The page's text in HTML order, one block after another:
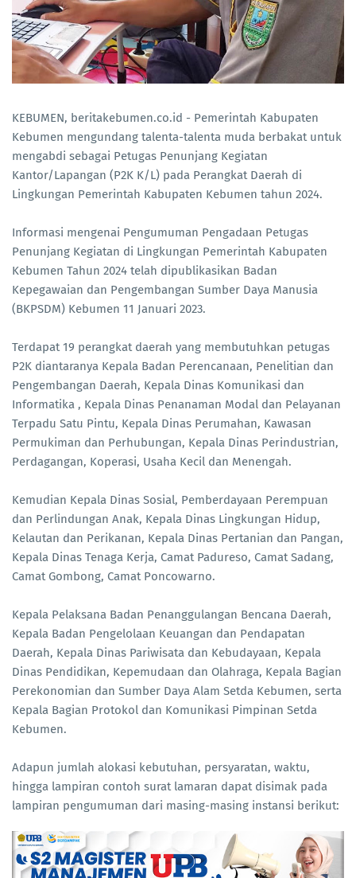
KEBUMEN, beritakebumen.co.id - Pemerintah Kabupaten
Kebumen mengundang talenta-talenta muda berbakat untuk
mengabdi sebagai Petugas Penunjang Kegiatan
Kantor/Lapangan (P2K K/L) pada Perangkat Daerah di
Lingkungan Pemerintah Kabupaten Kebumen tahun 2024.
Informasi mengenai Pengumuman Pengadaan Petugas
Penunjang Kegiatan di Lingkungan Pemerintah Kabupaten
Kebumen Tahun 2024 telah dipublikasikan Badan
Kepegawaian dan Pengembangan Sumber Daya Manusia
(BKPSDM) Kebumen 11 Januari 2023.
Terdapat 19 perangkat daerah yang membutuhkan petugas
P2K diantaranya Kepala Badan Perencanaan, Penelitian dan
Pengembangan Daerah, Kepala Dinas Komunikasi dan
Informatika , Kepala Dinas Penanaman Modal dan Pelayanan
Terpadu Satu Pintu, Kepala Dinas Perumahan, Kawasan
Permukiman dan Perhubungan, Kepala Dinas Perindustrian,
Perdagangan, Koperasi, Usaha Kecil dan Menengah.
Kemudian Kepala Dinas Sosial, Pemberdayaan Perempuan
dan Perlindungan Anak, Kepala Dinas Lingkungan Hidup,
Kelautan dan Perikanan, Kepala Dinas Pertanian dan Pangan,
Kepala Dinas Tenaga Kerja, Camat Padureso, Camat Sadang,
Camat Gombong, Camat Poncowarno.
Kepala Pelaksana Badan Penanggulangan Bencana Daerah,
Kepala Badan Pengelolaan Keuangan dan Pendapatan
Daerah, Kepala Dinas Pariwisata dan Kebudayaan, Kepala
Dinas Pendidikan, Kepemudaan dan Olahraga, Kepala Bagian
Perekonomian dan Sumber Daya Alam Setda Kebumen, serta
Kepala Bagian Protokol dan Komunikasi Pimpinan Setda
Kebumen.
Adapun jumlah alokasi kebutuhan, persyaratan, waktu,
hingga lampiran contoh surat lamaran dapat disimak pada
lampiran pengumuman dari masing-masing instansi berikut: